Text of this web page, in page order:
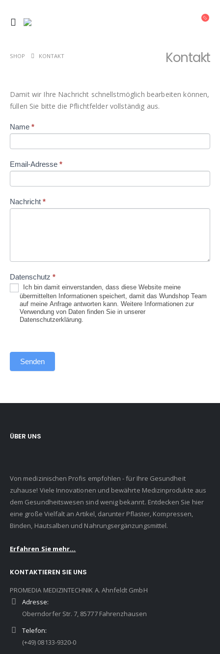
Kontakt
SHOP KONTAKT
Damit wir Ihre Nachricht schnellstmöglich bearbeiten können,
füllen Sie bitte die Pflichtfelder vollständig aus.
Kontaktieren
Sie
uns
Name *
Email-Adresse *
Nachricht *
Datenschutz *
Ich bin damit einverstanden, dass diese Website meine
übermittelten Informationen speichert, damit das Wundshop Team
auf meine Anfrage antworten kann. Weitere Informationen zur
Verwendung von Daten finden Sie in unserer
Datenschutzerklärung.
Falls Du
menschlich
bist, lasse
Feld leer.
Senden
ÜBER UNS
Von medizinischen Profis empfohlen - für Ihre Gesundheit
zuhause! Viele Innovationen und bewährte Medizinprodukte aus
dem Gesundheitswesen sind wenig bekannt. Entdecken Sie hier
eine große Vielfalt an Artikel, darunter Pflaster, Kompressen,
Binden, Hautsalben und Nahrungsergänzungsmittel.
Erfahren Sie mehr...
KONTAKTIEREN SIE UNS
PROMEDIA MEDIZINTECHNIK A. Ahnfeldt GmbH
Adresse:
Oberndorfer Str. 7, 85777 Fahrenzhausen
Telefon:
(+49) 08133-9320-0